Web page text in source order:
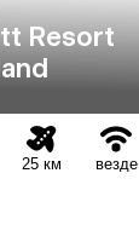
Resort
25 км везде